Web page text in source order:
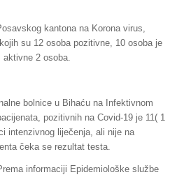
kantona na Korona virus,
su 12 osoba pozitivne, 10 osoba je
2 osoba.
bolnice u Bihaću na Infektivnom
pozitivnih na Covid-19 je 11( 1
intenzivnog liječenja, ali nije na
čeka se rezultat testa.
informaciji Epidemiološke službe